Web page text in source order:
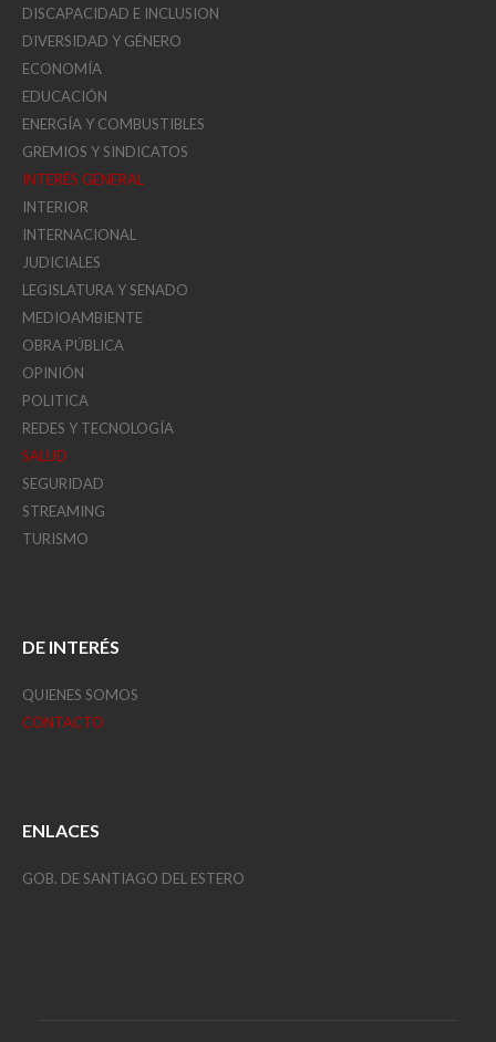
DISCAPACIDAD E INCLUSION
DIVERSIDAD Y GÉNERO
ECONOMÍA
EDUCACIÓN
ENERGÍA Y COMBUSTIBLES
GREMIOS Y SINDICATOS
INTERÉS GENERAL
INTERIOR
INTERNACIONAL
JUDICIALES
LEGISLATURA Y SENADO
MEDIOAMBIENTE
OBRA PÚBLICA
OPINIÓN
POLITICA
REDES Y TECNOLOGÍA
SALUD
SEGURIDAD
STREAMING
TURISMO
DE INTERÉS
QUIENES SOMOS
CONTACTO
ENLACES
GOB. DE SANTIAGO DEL ESTERO